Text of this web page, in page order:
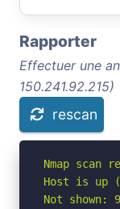
Rapporter
Effectuer une
150.241.92.215)
rescan
Nmap scan
Host is up
Not shown: